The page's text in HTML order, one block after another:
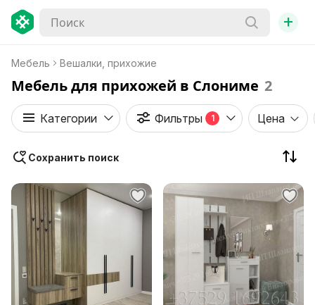
+
Мебель Вешалки, прихожие
Мебель для прихожей в Слониме 2
Категории Фильтры 1 Цена
Сохранить поиск